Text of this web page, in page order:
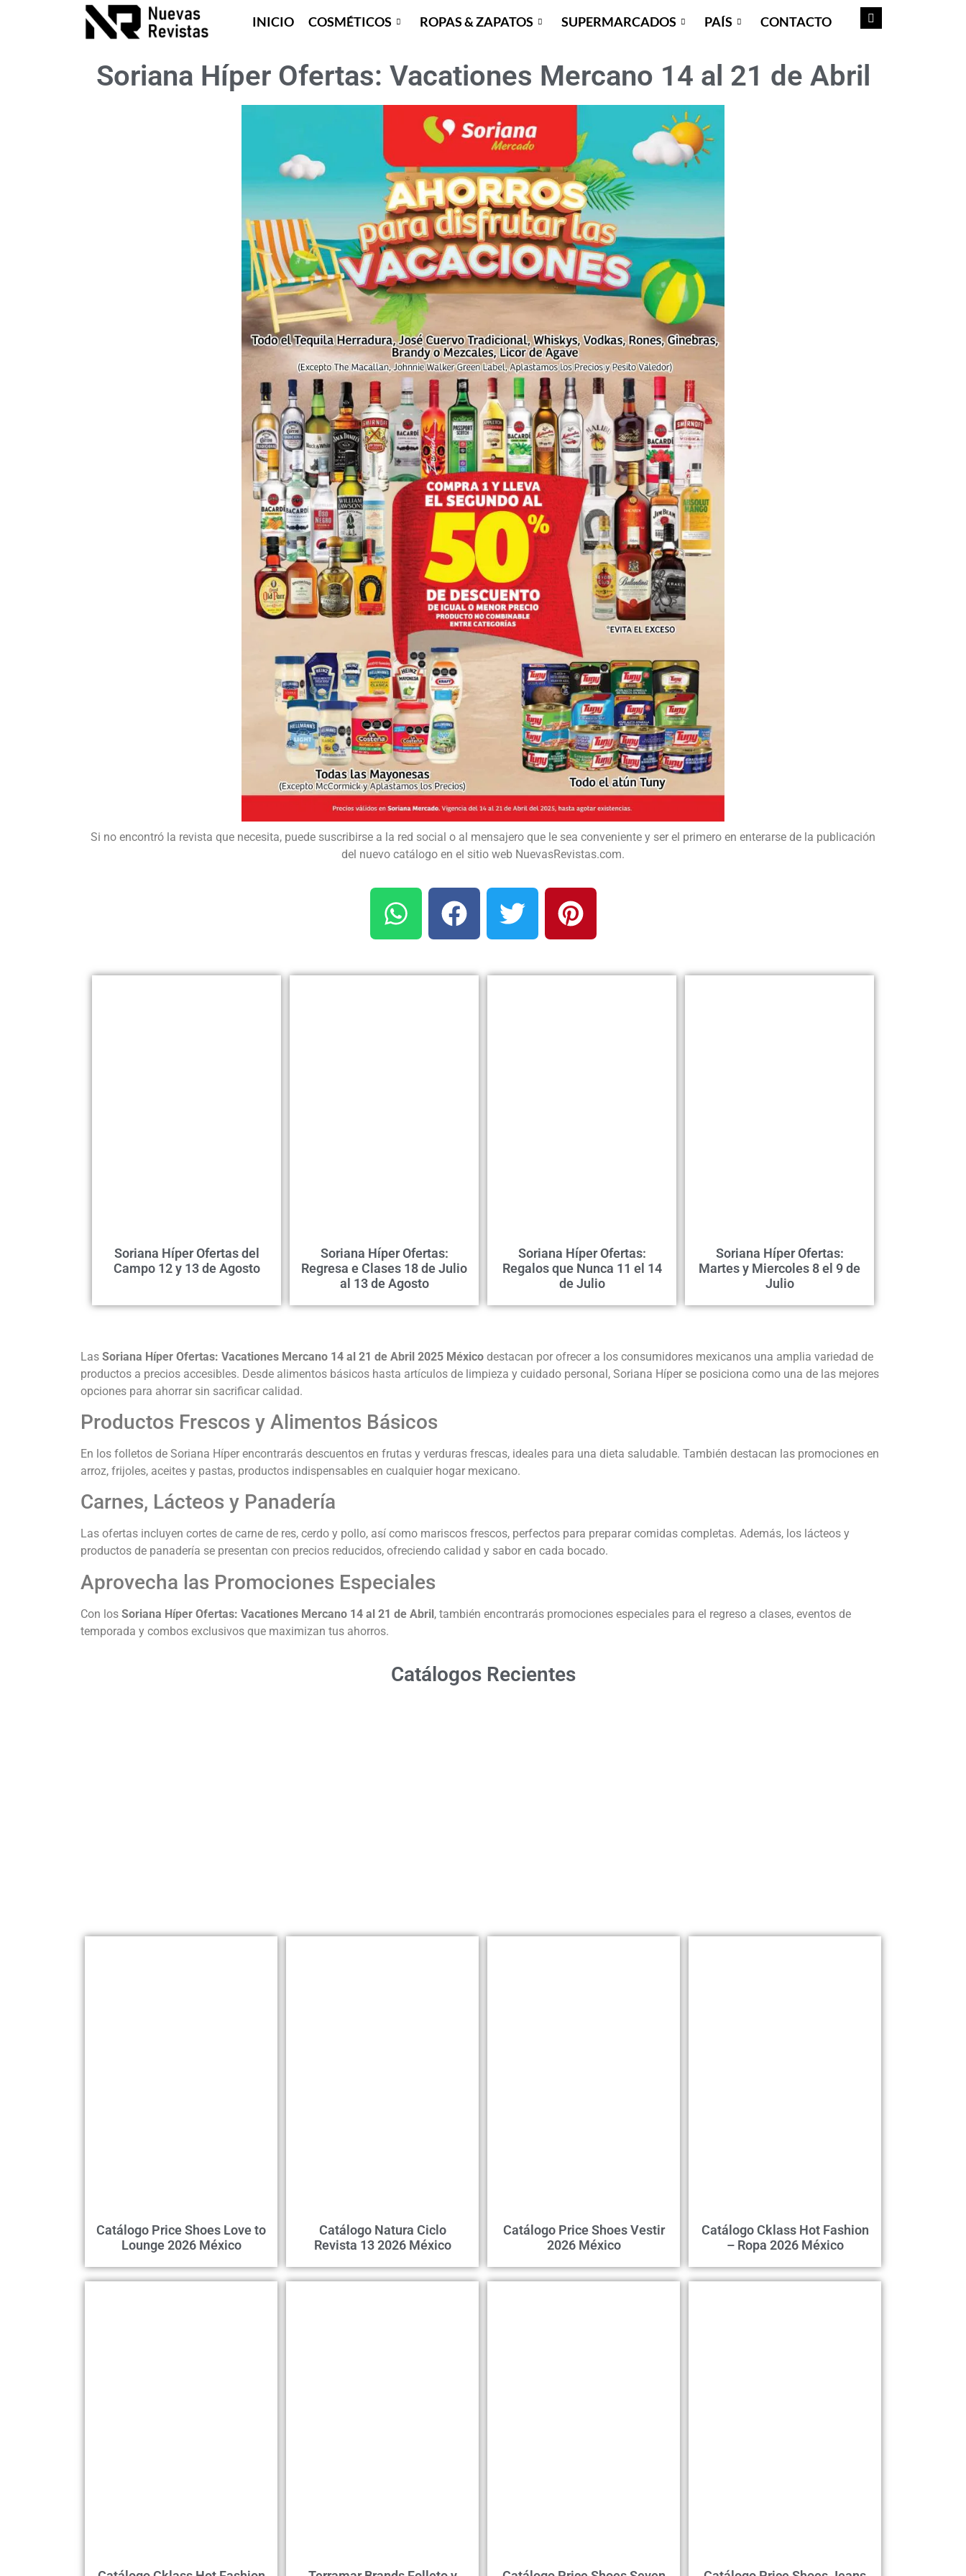
INICIO COSMÉTICOS ROPAS & ZAPATOS SUPERMARCADOS PAÍS CONTACTO
Soriana Híper Ofertas: Vacationes Mercano 14 al 21 de Abril
Si no encontró la revista que necesita, puede suscribirse a la red social o al mensajero que le sea conveniente y ser el primero en enterarse de la publicación
del nuevo catálogo en el sitio web NuevasRevistas.com.
Soriana Híper Ofertas del
Campo 12 y 13 de Agosto
Soriana Híper Ofertas:
Regresa e Clases 18 de Julio
al 13 de Agosto
Soriana Híper Ofertas:
Regalos que Nunca 11 el 14
de Julio
Soriana Híper Ofertas:
Martes y Miercoles 8 el 9 de
Julio
Las Soriana Híper Ofertas: Vacationes Mercano 14 al 21 de Abril 2025 México destacan por ofrecer a los consumidores mexicanos una amplia variedad de
productos a precios accesibles. Desde alimentos básicos hasta artículos de limpieza y cuidado personal, Soriana Híper se posiciona como una de las mejores
opciones para ahorrar sin sacrificar calidad.
Productos Frescos y Alimentos Básicos
En los folletos de Soriana Híper encontrarás descuentos en frutas y verduras frescas, ideales para una dieta saludable. También destacan las promociones en
arroz, frijoles, aceites y pastas, productos indispensables en cualquier hogar mexicano.
Carnes, Lácteos y Panadería
Las ofertas incluyen cortes de carne de res, cerdo y pollo, así como mariscos frescos, perfectos para preparar comidas completas. Además, los lácteos y
productos de panadería se presentan con precios reducidos, ofreciendo calidad y sabor en cada bocado.
Aprovecha las Promociones Especiales
Con los Soriana Híper Ofertas: Vacationes Mercano 14 al 21 de Abril, también encontrarás promociones especiales para el regreso a clases, eventos de
temporada y combos exclusivos que maximizan tus ahorros.
Catálogos Recientes
Catálogo Price Shoes Love to
Lounge 2026 México
Catálogo Natura Ciclo
Revista 13 2026 México
Catálogo Price Shoes Vestir
2026 México
Catálogo Cklass Hot Fashion
– Ropa 2026 México